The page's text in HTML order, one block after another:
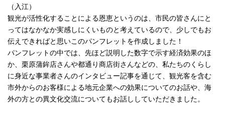
（入江）
観光が活性化することによる恩恵というのは、市民の皆さんにと
ってはなかなか実感しにくいものと考えているので、少しでもお
伝えできればと思いこのパンフレットを作成しました！
パンフレットの中では、先ほど説明した数字で示す経済効果のほ
か、栗原蒲鉾店さんや都通り商店街さんなどの、私たちのくらし
に身近な事業者さんのインタビュー記事を通じて、観光客を含む
市外からのお客様による地元企業への効果についてのお話や、海
外の方との異文化交流についてもお話ししていただきました。